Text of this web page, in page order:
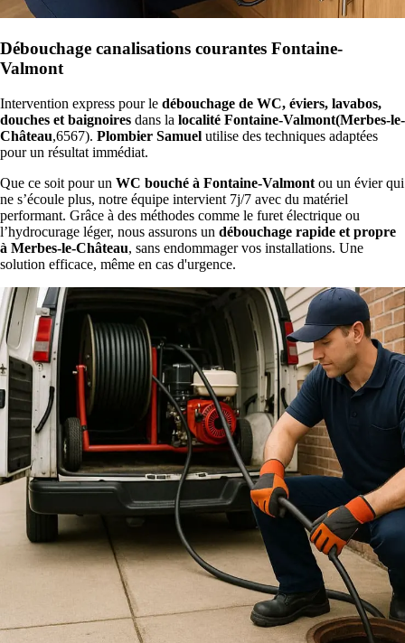
Débouchage canalisations courantes Fontaine-
Valmont
Intervention express pour le débouchage de WC, éviers, lavabos,
douches et baignoires dans la localité Fontaine-Valmont(Merbes-le-
Château,6567). Plombier Samuel utilise des techniques adaptées
pour un résultat immédiat.
Que ce soit pour un WC bouché à Fontaine-Valmont ou un évier qui
ne s’écoule plus, notre équipe intervient 7j/7 avec du matériel
performant. Grâce à des méthodes comme le furet électrique ou
l’hydrocurage léger, nous assurons un débouchage rapide et propre
à Merbes-le-Château, sans endommager vos installations. Une
solution efficace, même en cas d'urgence.